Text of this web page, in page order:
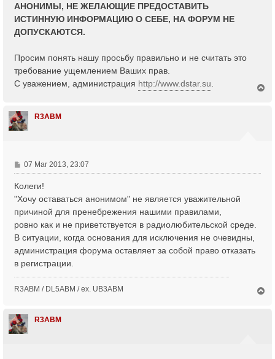
АНОНИМЫ, НЕ ЖЕЛАЮЩИЕ ПРЕДОСТАВИТЬ
ИСТИННУЮ ИНФОРМАЦИЮ О СЕБЕ, НА ФОРУМ НЕ
ДОПУСКАЮТСЯ.
Просим понять нашу просьбу правильно и не считать это
требование ущемлением Ваших прав.
С уважением, администрация http://www.dstar.su
R3ABM
P
o
s
t
07 Mar 2013, 23:07
Колеги!
"Хочу оставаться анонимом" не является уважительной
причиной для пренебрежения нашими правилами,
ровно как и не приветствуется в радиолюбительской среде.
В ситуации, когда основания для исключения не очевидны,
администрация форума оставляет за собой право отказать
в регистрации.
R3ABM / DL5ABM / ex. UB3ABM
R3ABM